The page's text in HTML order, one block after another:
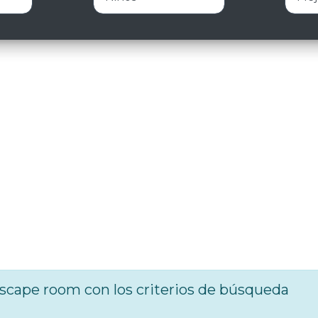
room con los criterios de búsqueda